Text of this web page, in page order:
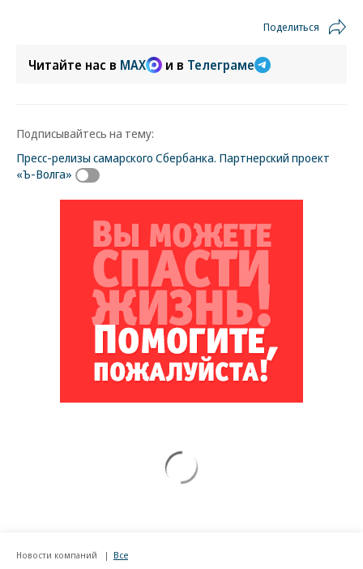
Поделиться
Читайте нас в MAX и в Телеграме
Подписывайтесь на тему:
Пресс-релизы самарского Сбербанка. Партнерский проект
«Ъ-Волга»
Новости компаний Все